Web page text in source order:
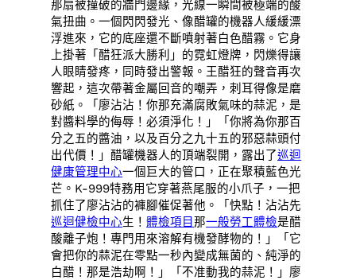
那扇被撞破的牆門邊緣，光線一瞬間被極端的酸
氣扭曲。一個閃閃發光、像醋罐的機器人緩緩漂
浮進來，它的底座還不斷噴射著白色醋霧。它身
上掛著「醋狂派大勝利」的霓虹燈牌，閃爍得讓
人眼睛發疼，同時發出警報。王醋狂的聲音再次
響起，這次帶著金屬回音的嘲弄，刺耳得像是磨
砂紙。「廖沾沾！你那充滿腐敗氣味的蒜泥，是
對醬料學的侮辱！必須淨化！」「你將為你那百
分之五的醬油，以及百分之九十五的邪惡蒜頭付
出代價！」醋罐機器人的頂端裂開，露出了巡迴
健康管理中心一個巨大的管口，正在聚積藍色光
芒。K-999特務用它穿著燕尾服的小爪子，一把
抓住了廖沾沾的褲腳催促著他。「快點！沾沾先
巡迴健檢中心生！體檢項目那一般勞工體檢是醋
酸離子炮！專門用來溶解有機發酵物的！」「它
會把你的蒜泥在零點一秒內變成無菌的、純淨的
白醋！那是浩劫啊！」「不准動我的蒜泥！」廖